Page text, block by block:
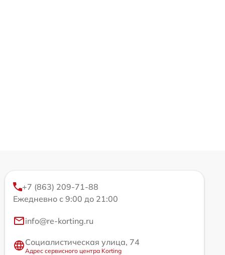
+7 (863) 209-71-88
Ежедневно с 9:00 до 21:00
info@re-korting.ru
Социалистическая улица, 74
Адрес сервисного центра Korting